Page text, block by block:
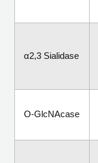
α2,3 Sialidase
O-GlcNAcase